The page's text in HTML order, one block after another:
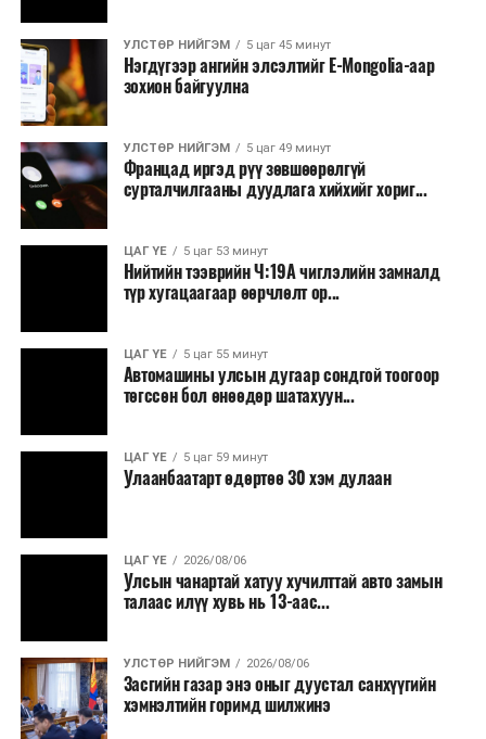
Хуулиар заавал мэдээлэхээс бусад кино,
контент, хэвлэлийн зардал;
Заавал олгохоос бусад тэтгэмж, урамшуулал.
Санхүүгийн хэмнэлтийн горимыг 2026 оны
арванхоёрдугаар сарын 31 хүртэл мөрдөнө. Харин
эрүүл мэндийн салбар уг хэмнэлтийн горимд
хамрагдахгүй бөгөөд цэцэрлэг, сургуулийн хүүхдийн
эрт илрүүлэг, вакцинжуулалт, томуу, томуу төст
өвчний эсрэг арга хэмжээ зэрэг зайлшгүй
үргэлжилнэ гэж Ерөнхий сайд Н.Учрал онцоллоо.
Мөн бүх шатны төсвийн ерөнхийлөн захирагч нарт
салбар бүрдээ урсгал зардлыг 20 хувиар бууруулах,
нөхөн томилгоо хийхгүй байх, аялал, амралт, зугаалга,
хамт олны урлаг, спортын арга хэмжээг зохион
байгуулахгүй байх, төрийн албанд шинэ орон тоо бий
сургалтыг цахим хэлбэрт шилжүүлэх, төрийн албан
хаагчдыг зарим өдрүүдэд цахимаар ажиллуулах арга
хэмжээг үргэлжлүүлэхийг үүрэг болголоо.
Төсвийн сахилга бат сайжирч, эдийн засгийн нөхцөл
байдал хэвийн болсон тохиолдолд эдгээр
хязгаарлалтыг үе шаттайгаар сулруулах юм.
УЛСТӨР НИЙГЭМ 5 цаг 45 минут
Нэгдүгээр ангийн элсэлтийг E-Mongolia-аар
зохион байгуулна
УЛСТӨР НИЙГЭМ 5 цаг 49 минут
Францад иргэд рүү зөвшөөрөлгүй
сурталчилгааны дуудлага хийхийг хориг...
ЦАГ ҮЕ 5 цаг 53 минут
Нийтийн тээврийн Ч:19А чиглэлийн замналд
түр хугацаагаар өөрчлөлт ор...
ЦАГ ҮЕ 5 цаг 55 минут
Автомашины улсын дугаар сондгой тоогоор
төгссөн бол өнөөдөр шатахуун...
ЦАГ ҮЕ 5 цаг 59 минут
Улаанбаатарт өдөртөө 30 хэм дулаан
ЦАГ ҮЕ 2026/08/06
Улсын чанартай хатуу хучилттай авто замын
талаас илүү хувь нь 13-аас...
УЛСТӨР НИЙГЭМ 2026/08/06
Засгийн газар энэ оныг дуустал санхүүгийн
хэмнэлтийн горимд шилжинэ